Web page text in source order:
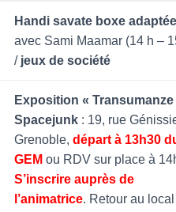
Handi savate boxe adaptée
avec Sami Maamar (14 h –
/ jeux de société
Exposition « Transumanze
Spacejunk : 19, rue
Grenoble, départ à 13h30
GEM ou RDV sur place à
S’inscrire auprès de
l’animatrice. Retour au local